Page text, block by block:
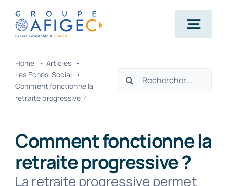
Passer
contenu
Nos métiers
Actualités
Home
Articles
Les Echos Social
Comment fonctionne la
retraite progressive ?
Rechercher:
Comment fonctionne la
retraite progressive ?
La retraite progressive permet